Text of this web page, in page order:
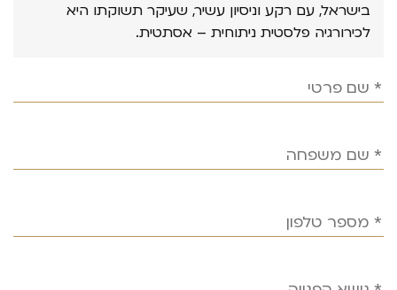
בישראל, עם רקע וניסיון עשיר, שעיקר תשוקתו היא
לכירורגיה פלסטית ניתוחית – אסתטית.